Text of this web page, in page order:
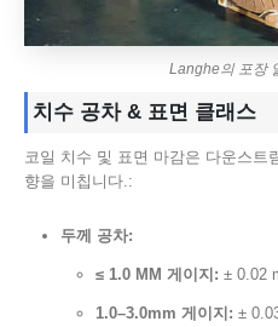
Langhe의 포장
치수 공차 & 표면 클래스
코일 치수 및 표면 마감은 다운스트
향을 미칩니다.:
두께 공차:
≤ 1.0 MM 게이지: ± 0.02
1.0–3.0mm 게이지: ±